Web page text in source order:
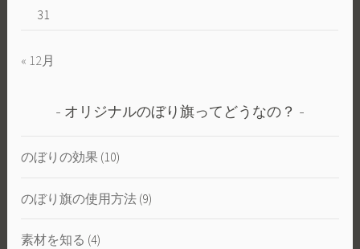
31
« 12月
オリジナルのぼり旗ってどうなの？
のぼりの効果 (10)
のぼり旗の使用方法 (9)
素材を知る (4)